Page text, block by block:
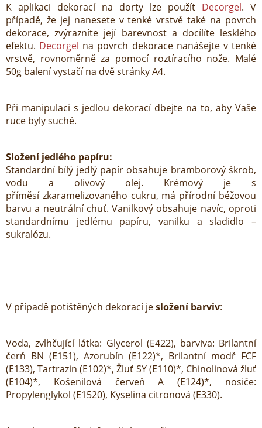
K aplikaci dekorací na dorty lze použít Decorgel. V
případě, že jej nanesete v tenké vrstvě také na povrch
dekorace, zvýrazníte její barevnost a docílíte lesklého
efektu. Decorgel na povrch dekorace nanášejte v tenké
vrstvě, rovnoměrně za pomocí roztíracího nože. Malé
50g balení vystačí na dvě stránky A4.
Při manipulaci s jedlou dekorací dbejte na to, aby Vaše
ruce byly suché.
Složení jedlého papíru:
Standardní bílý jedlý papír obsahuje bramborový škrob,
vodu a olivový olej. Krémový je s
příměsí zkaramelizovaného cukru, má přírodní béžovou
barvu a neutrální chuť. Vanilkový obsahuje navíc, oproti
standardnímu jedlému papíru, vanilku a sladidlo –
sukralózu.
V případě potištěných dekorací jesložení barviv:
Voda, zvlhčující látka: Glycerol (E422), barviva: Brilantní
čerň BN (E151), Azorubín (E122)*, Brilantní modř FCF
(E133), Tartrazin (E102)*, Žluť SY (E110)*, Chinolinová žluť
(E104)*, Košenilová červeň A (E124)*, nosiče:
Propylenglykol (E1520), Kyselina citronová (E330).